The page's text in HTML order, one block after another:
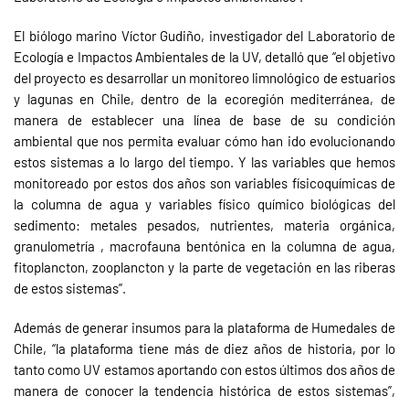
El biólogo marino Víctor Gudiño, investigador del Laboratorio de
Ecología e Impactos Ambientales de la UV, detalló que “el objetivo
del proyecto es desarrollar un monitoreo limnológico de estuarios
y lagunas en Chile, dentro de la ecoregión mediterránea, de
manera de establecer una línea de base de su condición
ambiental que nos permita evaluar cómo han ido evolucionando
estos sistemas a lo largo del tiempo. Y las variables que hemos
monitoreado por estos dos años son variables físicoquímicas de
la columna de agua y variables físico químico biológicas del
sedimento: metales pesados, nutrientes, materia orgánica,
granulometría , macrofauna bentónica en la columna de agua,
fitoplancton, zooplancton y la parte de vegetación en las riberas
de estos sistemas”.
Además de generar insumos para la plataforma de Humedales de
Chile, “la plataforma tiene más de diez años de historia, por lo
tanto como UV estamos aportando con estos últimos dos años de
manera de conocer la tendencia histórica de estos sistemas”,